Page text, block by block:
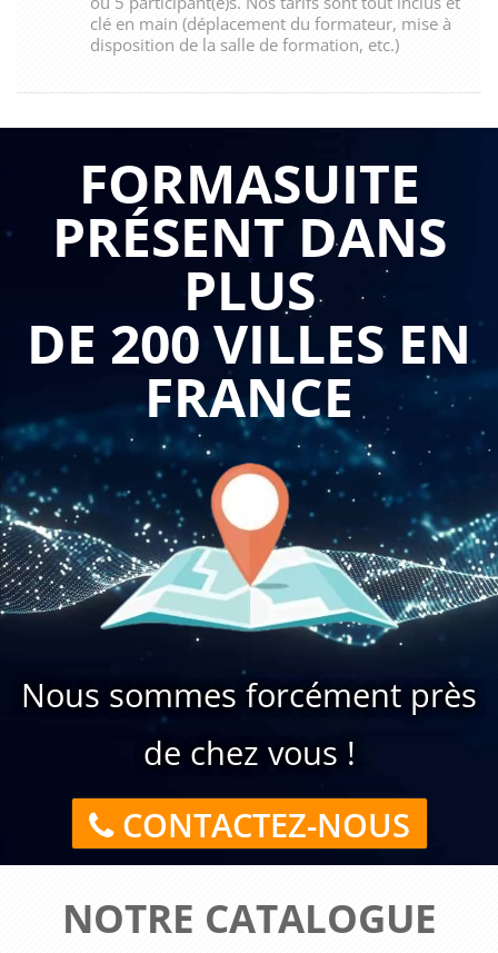
clé en main (déplacement du formateur, mise à
disposition de la salle de formation, etc.)
FORMASUITE
PRÉSENT DANS
PLUS
DE 200 VILLES EN
FRANCE
Nous sommes forcément près
de chez vous !
CONTACTEZ-NOUS
NOTRE CATALOGUE